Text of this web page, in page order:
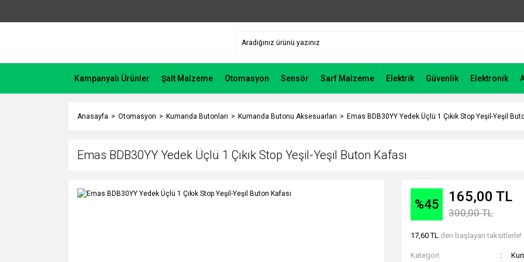
Kampanyalı Ürünler Şalt Malzeme Otomasyon Sensör Sarf Malzeme Elektrik Güvenlik Elektronik
Anasayfa Otomasyon Kumanda Butonları Kumanda Butonu Aksesuarları Emas BDB30YY Yedek Üçlü 1 Çıkık Stop Yeşil-Yeşil
Emas BDB30YY Yedek Üçlü 1 Çıkık Stop Yeşil-Yeşil Buton Kafası
%45 165,00 TL
300,00 TL
17,60 TL den başlayan taksitlerle!
Kategori